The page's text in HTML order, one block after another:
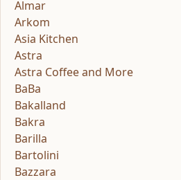
Almar
Arkom
Asia Kitchen
Astra
Astra Coffee and More
BaBa
Bakalland
Bakra
Barilla
Bartolini
Bazzara